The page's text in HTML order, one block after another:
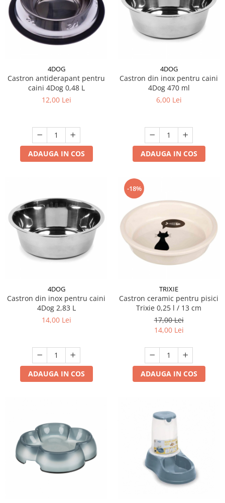
4DOG
Castron antiderapant pentru
caini 4Dog 0,48 L
12,00 Lei
ADAUGA IN COS
4DOG
Castron din inox pentru caini
4Dog 470 ml
6,00 Lei
ADAUGA IN COS
4DOG
Castron din inox pentru caini
4Dog 2,83 L
14,00 Lei
ADAUGA IN COS
-18%
TRIXIE
Castron ceramic pentru pisici
Trixie 0,25 l / 13 cm
17,00 Lei
14,00 Lei
ADAUGA IN COS